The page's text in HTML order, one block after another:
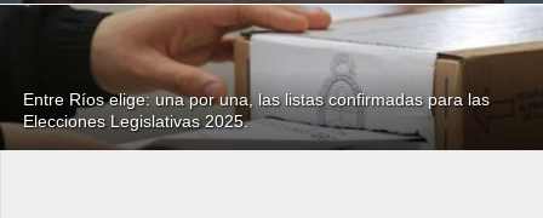
Entre Ríos elige: una por una, las listas confirmadas para las
Elecciones Legislativas 2025.